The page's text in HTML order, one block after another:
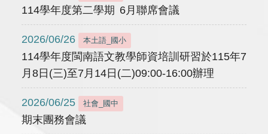
114學年度第二學期 6月聯席會議
2026/06/26 本土語_國小
114學年度閩南語文教學師資培訓研習於115年7
月8日(三)至7月14日(二)09:00-16:00辦理
2026/06/25 社會_國中
期末團務會議